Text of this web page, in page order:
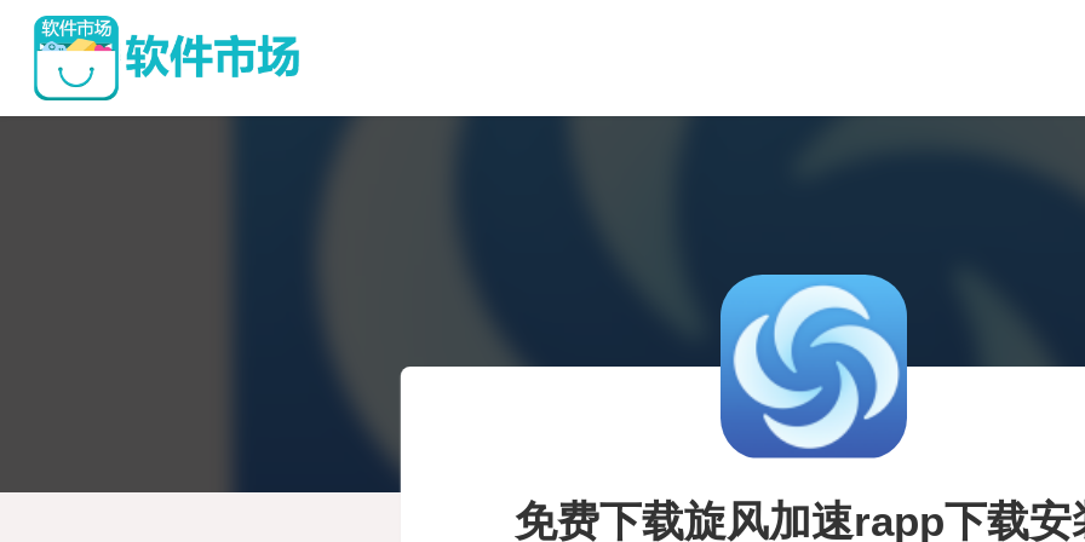
免费下载旋风加速rapp下载安